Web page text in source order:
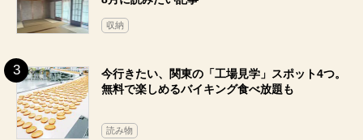
収納
今行きたい、関東の「工場見学」スポット4つ。
無料で楽しめるバイキング食べ放題も
読み物